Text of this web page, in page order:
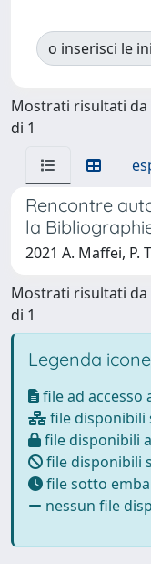
o inserisci le
Mostrati risultati da
di 1
Rencontre
la
2021 A. Maffei, P.
Mostrati risultati da
di 1
Legenda icone
file ad accesso
file disponibili
file disponibili
file disponibili
file sotto
nessun file